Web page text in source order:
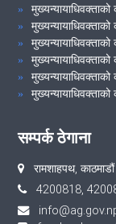
मुख्यन्यायाधिवक्ताको
मुख्यन्यायाधिवक्ताको
मुख्यन्यायाधिवक्ताको
सम्पर्क ठेगाना
रामशाहपथ, काठमाडौं
4200818,